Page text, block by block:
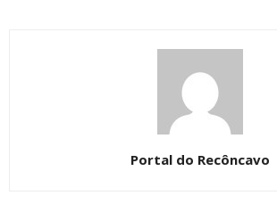
Portal do Recôncavo